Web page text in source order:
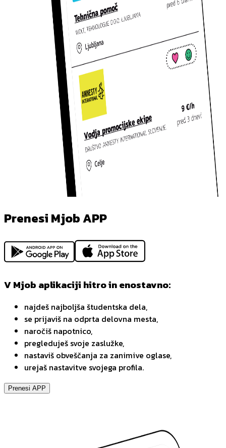
Prenesi Mjob APP
V Mjob aplikaciji hitro in enostavno:
najdeš najboljša študentska dela,
se prijaviš na odprta delovna mesta,
naročiš napotnico,
pregleduješ svoje zaslužke,
nastaviš obveščanja za zanimive oglase,
urejaš nastavitve svojega profila.
Prenesi APP